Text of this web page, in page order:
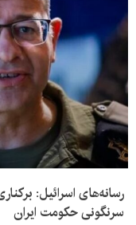
رسانه‌های اسرائیل:
سرنگونی حکومت ایران